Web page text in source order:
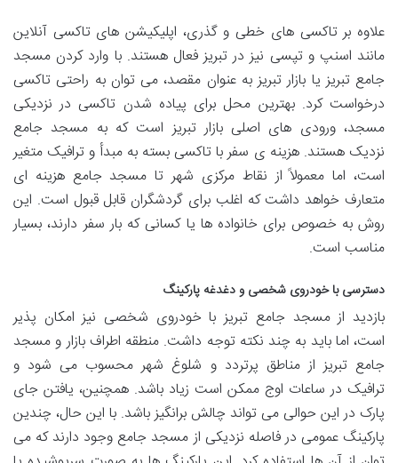
علاوه بر تاکسی های خطی و گذری، اپلیکیشن های تاکسی آنلاین
مانند اسنپ و تپسی نیز در تبریز فعال هستند. با وارد کردن مسجد
جامع تبریز یا بازار تبریز به عنوان مقصد، می توان به راحتی تاکسی
درخواست کرد. بهترین محل برای پیاده شدن تاکسی در نزدیکی
مسجد، ورودی های اصلی بازار تبریز است که به مسجد جامع
نزدیک هستند. هزینه ی سفر با تاکسی بسته به مبدأ و ترافیک متغیر
است، اما معمولاً از نقاط مرکزی شهر تا مسجد جامع هزینه ای
متعارف خواهد داشت که اغلب برای گردشگران قابل قبول است. این
روش به خصوص برای خانواده ها یا کسانی که بار سفر دارند، بسیار
مناسب است.
دسترسی با خودروی شخصی و دغدغه پارکینگ
بازدید از مسجد جامع تبریز با خودروی شخصی نیز امکان پذیر
است، اما باید به چند نکته توجه داشت. منطقه اطراف بازار و مسجد
جامع تبریز از مناطق پرتردد و شلوغ شهر محسوب می شود و
ترافیک در ساعات اوج ممکن است زیاد باشد. همچنین، یافتن جای
پارک در این حوالی می تواند چالش برانگیز باشد. با این حال، چندین
پارکینگ عمومی در فاصله نزدیکی از مسجد جامع وجود دارند که می